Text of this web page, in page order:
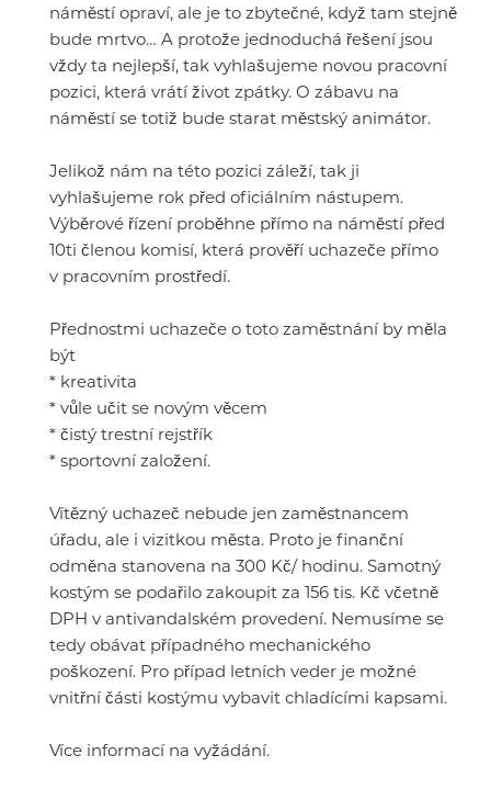
náměstí opraví, ale je to zbytečné, když tam stejně
bude mrtvo… A protože jednoduchá řešení jsou
vždy ta nejlepší, tak vyhlašujeme novou pracovní
pozici, která vrátí život zpátky. O zábavu na
náměstí se totiž bude starat městský animátor.
Jelikož nám na této pozici záleží, tak ji
vyhlašujeme rok před oficiálním nástupem.
Výběrové řízení proběhne přímo na náměstí před
10ti členou komisí, která prověří uchazeče přímo
v pracovním prostředí.
Přednostmi uchazeče o toto zaměstnání by měla
být
* kreativita
* vůle učit se novým věcem
* čistý trestní rejstřík
* sportovní založení.
Vítězný uchazeč nebude jen zaměstnancem
úřadu, ale i vizitkou města. Proto je finanční
odměna stanovena na 300 Kč/ hodinu. Samotný
kostým se podařilo zakoupit za 156 tis. Kč včetně
DPH v antivandalském provedení. Nemusíme se
tedy obávat případného mechanického
poškození. Pro případ letních veder je možné
vnitřní části kostýmu vybavit chladícími kapsami.
Více informací na vyžádání.